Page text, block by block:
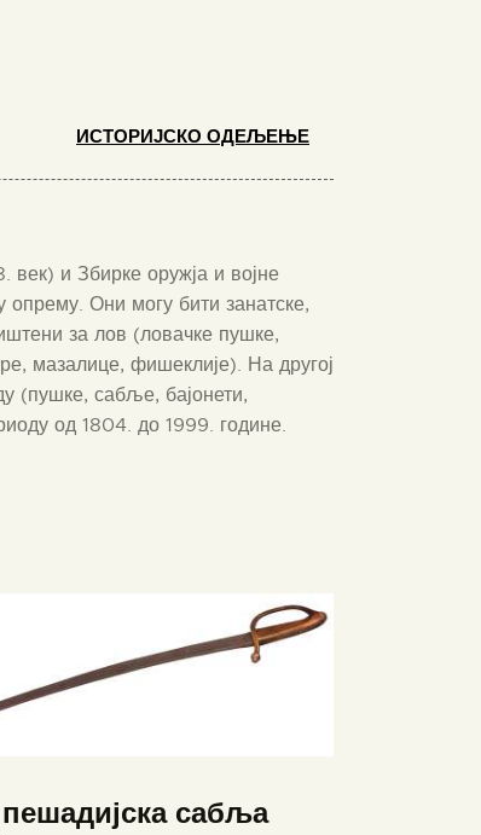
ИСТОРИЈСКО ОДЕЉЕЊЕ
век) и Збирке оружја и војне
Они могу бити занатске,
за лов (ловачке пушке,
мазалице, фишеклије). На другој
(пушке, сабље, бајонети,
од 1804. до 1999. године.
сабља